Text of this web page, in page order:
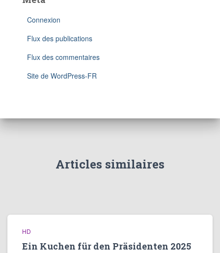
Connexion
Flux des publications
Flux des commentaires
Site de WordPress-FR
Articles similaires
HD
Ein Kuchen für den Präsidenten 2025